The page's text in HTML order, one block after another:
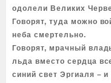
одолели Великих
Говорят, туда можно
неба смертельно.
Говорят, мрачный
льда вместо сердца
синий свет Эргиаля –